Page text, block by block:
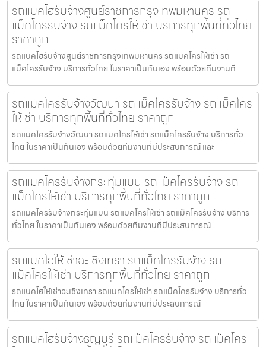
รถแบคโฮรับจ้างศูนย์ราชการกรุงเทพมหานคร รถ
แม็คโครรับจ้าง รถแม็คโครให้เช่า บริการทุกพื้นที่ทั่วไทย
ราคาถูก
รถแบคโฮรับจ้างศูนย์ราชการกรุงเทพมหานคร รถแมคโครให้เช่า รถ
แม็คโครรับจ้าง บริการทั่วไทย ในราคาเป็นกันเอง พร้อมด้วยทีมงานที
รถแมคโครรับจ้างวัฒนา รถแม็คโครรับจ้าง รถแม็คโคร
ให้เช่า บริการทุกพื้นที่ทั่วไทย ราคาถูก
รถแมคโครรับจ้างวัฒนา รถแมคโครให้เช่า รถแม็คโครรับจ้าง บริการทั่ว
ไทย ในราคาเป็นกันเอง พร้อมด้วยทีมงานที่มีประสบการณ์ และ
รถแมคโครรับจ้างกระทุ่มแบน รถแม็คโครรับจ้าง รถ
แม็คโครให้เช่า บริการทุกพื้นที่ทั่วไทย ราคาถูก
รถแมคโครรับจ้างกระทุ่มแบน รถแมคโครให้เช่า รถแม็คโครรับจ้าง บริการ
ทั่วไทย ในราคาเป็นกันเอง พร้อมด้วยทีมงานที่มีประสบการณ์
รถแบคโฮให้เช่าฉะเชิงเทรา รถแม็คโครรับจ้าง รถ
แม็คโครให้เช่า บริการทุกพื้นที่ทั่วไทย ราคาถูก
รถแบคโฮให้เช่าฉะเชิงเทรา รถแมคโครให้เช่า รถแม็คโครรับจ้าง บริการทั่ว
ไทย ในราคาเป็นกันเอง พร้อมด้วยทีมงานที่มีประสบการณ์
รถแบคโฮรับจ้างธัญบุรี รถแม็คโครรับจ้าง รถแม็คโคร